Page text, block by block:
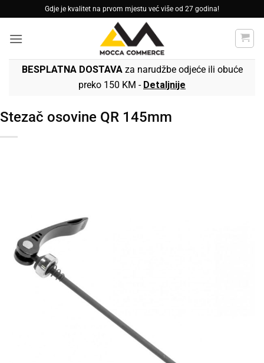
to
content
Gdje je kvalitet na prvom mjestu već više od 27 godina!
BESPLATNA DOSTAVAza narudžbe odjeće ili obuće
preko 150 KM - Detaljnije
Stezač osovine QR 145mm